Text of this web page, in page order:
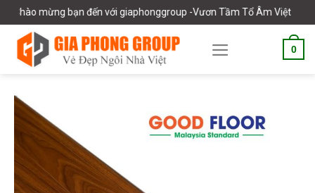
Skip
to
content
mừng bạn đến với giaphonggroup -Vươn Tầm Tổ Âm Việt
0